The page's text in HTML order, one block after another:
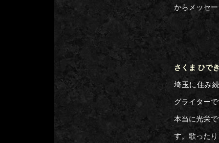
からメッセ
さくま ひで
埼玉に住み
グライター
本当に光栄
す。歌った